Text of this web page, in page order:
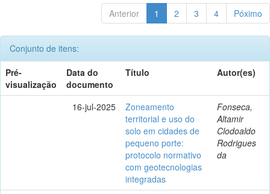
Anterior 1 2 3 4 Póximo
Conjunto de itens:
Pré-
visualização
Data do
documento
Título Autor(es)
16-jul-2025
Zoneamento
territorial e uso do
solo em cidades de
pequeno porte:
protocolo normativo
com geotecnologias
integradas
Fonseca,
Altamir
Clodoaldo
Rodrigues
da